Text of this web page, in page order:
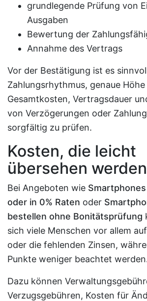
grundlegende Prüfung von
Ausgaben
Bewertung der
Annahme des Vertrags
Vor der Bestätigung ist es
Zahlungsrhythmus, genaue Höhe
Gesamtkosten, Vertragsdauer
von Verzögerungen oder
sorgfältig zu prüfen.
Kosten, die leicht
übersehen werden
Bei Angeboten wie
oder in 0% Raten oder
bestellen ohne Bonitätsprüfung
sich viele Menschen vor allem
oder die fehlenden Zinsen,
Punkte weniger beachtet
Dazu können
Verzugsgebühren, Kosten für